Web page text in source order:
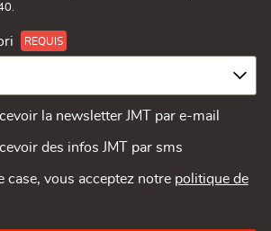
la newsletter JMT par e-mail
des infos JMT par sms
case, vous acceptez notre politique de